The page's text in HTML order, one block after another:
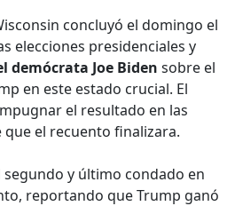
concluyó el domingo el
elecciones presidenciales y
demócrata Joe Biden sobre el
en este estado crucial. El
el resultado en las
el recuento finalizara.
segundo y último condado en
reportando que Trump ganó